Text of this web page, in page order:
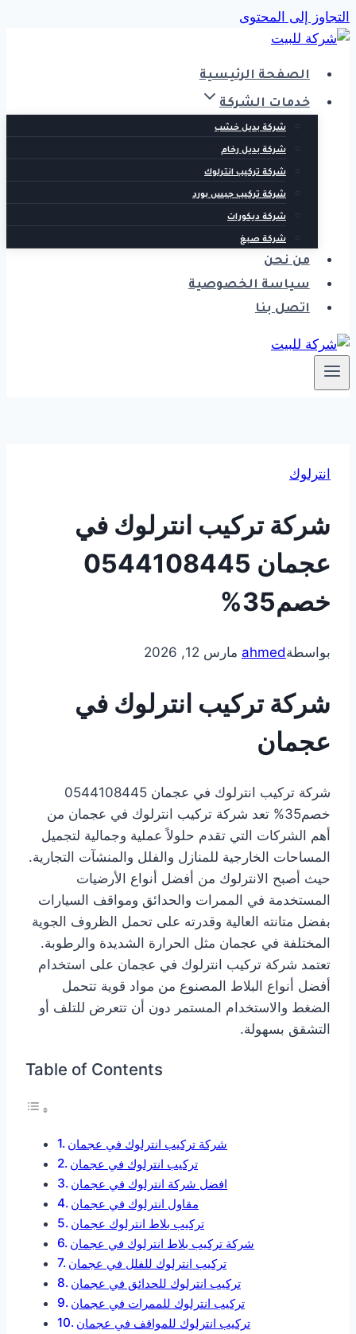
التجاوز إلى المحتوى
الصفحة الرئيسية
خدمات الشركة
شركة بديل خشب
شركة بديل رخام
شركة تركيب انترلوك
شركة تركيب جبس بورد
شركة ديكورات
شركة صبغ
من نحن
سياسة الخصوصية
اتصل بنا
انترلوك
شركة تركيب انترلوك في
عجمان 0544108445
خصم35%
بواسطةahmed مارس 12, 2026
شركة تركيب انترلوك في
عجمان
شركة تركيب انترلوك في عجمان 0544108445
خصم35% تعد شركة تركيب انترلوك في عجمان من
أهم الشركات التي تقدم حلولاً عملية وجمالية لتجميل
المساحات الخارجية للمنازل والفلل والمنشآت التجارية.
حيث أصبح الانترلوك من أفضل أنواع الأرضيات
المستخدمة في الممرات والحدائق ومواقف السيارات
بفضل متانته العالية وقدرته على تحمل الظروف الجوية
المختلفة في عجمان مثل الحرارة الشديدة والرطوبة.
تعتمد شركة تركيب انترلوك في عجمان على استخدام
أفضل أنواع البلاط المصنوع من مواد قوية تتحمل
الضغط والاستخدام المستمر دون أن تتعرض للتلف أو
التشقق بسهولة.
Table of Contents
شركة تركيب انترلوك في عجمان
تركيب انترلوك في عجمان
افضل شركة انترلوك في عجمان
مقاول انترلوك في عجمان
تركيب بلاط انترلوك عجمان
شركة تركيب بلاط انترلوك في عجمان
تركيب انترلوك للفلل في عجمان
تركيب انترلوك للحدائق في عجمان
تركيب انترلوك للممرات في عجمان
تركيب انترلوك للمواقف في عجمان